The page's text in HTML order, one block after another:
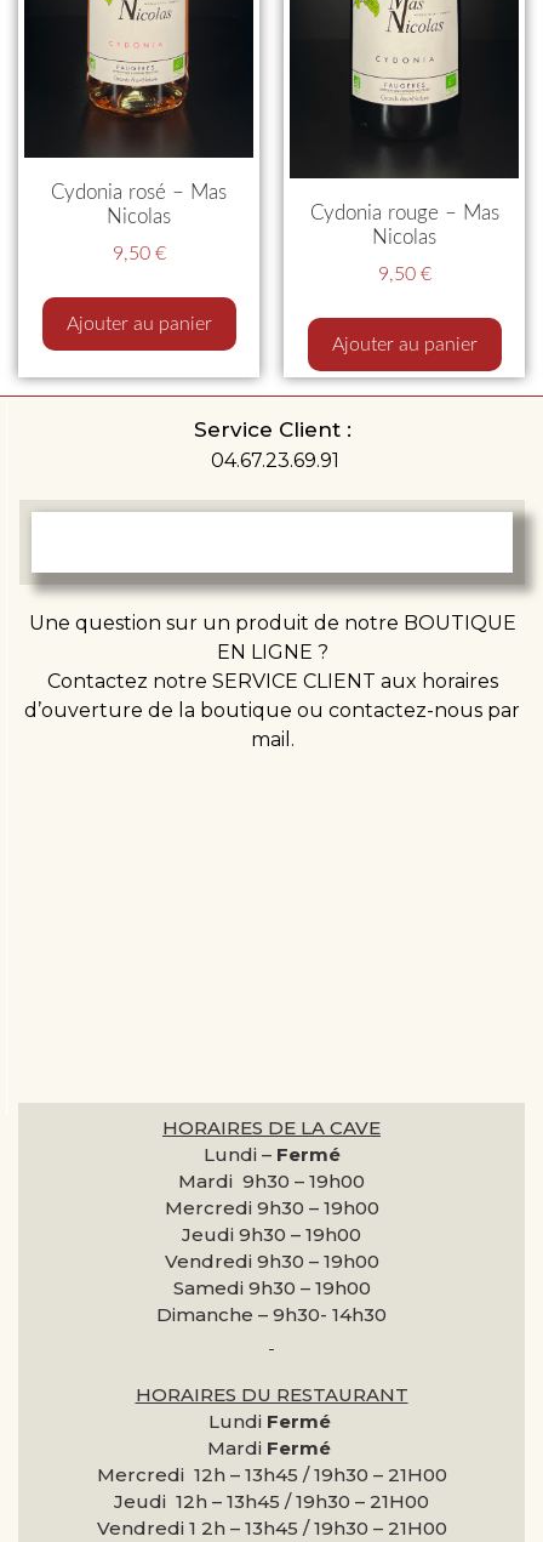
Cydonia rosé – Mas
Nicolas
9,50 €
Ajouter au panier
Cydonia rouge – Mas
Nicolas
9,50 €
Ajouter au panier
HORAIRES DE LA CAVE
Lundi – Fermé
Mardi 9h30 – 19h00
Mercredi 9h30 – 19h00
Jeudi 9h30 – 19h00
Vendredi 9h30 – 19h00
Samedi 9h30 – 19h00
Dimanche – 9h30- 14h30
HORAIRES DU RESTAURANT
Lundi Fermé
Mardi Fermé
Mercredi 12h – 13h45 / 19h30 – 21H00
Jeudi 12h – 13h45 / 19h30 – 21H00
Vendredi 1 2h – 13h45 / 19h30 – 21H00
Une question sur un produit de notre BOUTIQUE
EN LIGNE ?
Contactez notre SERVICE CLIENT aux horaires
d’ouverture de la boutique ou contactez-nous par
mail.
Service Client :
04.67.23.69.91